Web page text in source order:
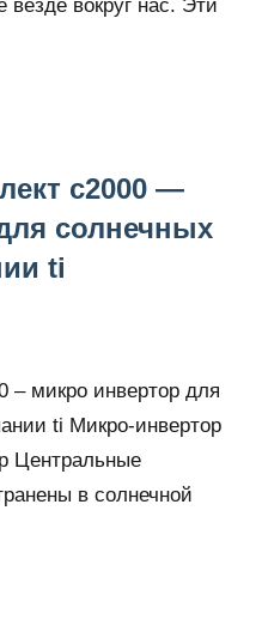
везде вокруг нас. Эти
c2000 —
солнечных
ti
– микро инвертор для
ti Микро-инвертор
Центральные
в солнечной